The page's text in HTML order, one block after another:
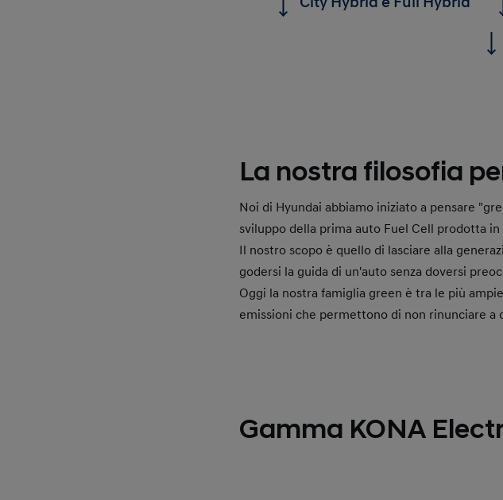
La nostra filosofia
Noi di Hyundai abbiamo iniziato a pensare
sviluppo della prima auto Fuel Cell prodotta in
Il nostro scopo è quello di lasciare alla
godersi la guida di un'auto senza doversi
Oggi la nostra famiglia green è tra le più
emissioni che permettono di non rinunciare a
Gamma KONA